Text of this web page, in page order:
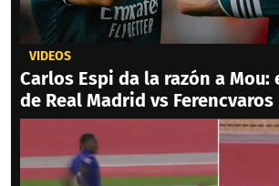
VIDEOS
Carlos Espi da la razón a
de Real Madrid vs Ferencvaros